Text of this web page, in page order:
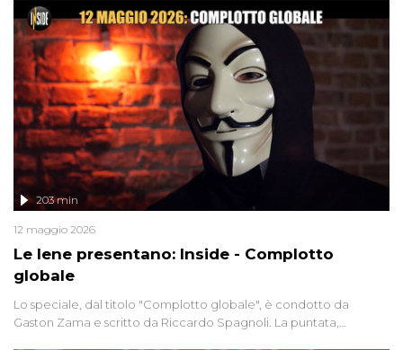
Le Iene presentano: Inside - Complotto
globale
203 min
12 maggio 2026
Lo speciale, dal titolo "Complotto globale", è condotto da
Gaston Zama e scritto da Riccardo Spagnoli. La puntata,